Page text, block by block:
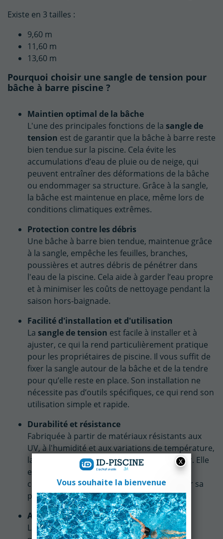
Existe en 3 tailles :
9,60 m
11,60 m
13,60 m
Pourquoi choisir une sangle de tension pour
bâche à barre piscine ?
Maintien optimal de la bâche
L'une des principales fonctions de la sangle de
tension est de garantir que la bâche à barre reste
bien tendue sur la piscine. Cela évite les
accumulations d’eau de pluie ou de neige, qui
peuvent entraîner des déformations de la bâche
ou endommager sa structure. Grâce à la sangle,
la bâche est maintenue en place, même lors de
conditions climatiques extrêmes.
Protection contre les débris
Une bâche à barre bien tendue, maintenue grâce
à la sangle, empêche les feuilles, branches,
poussières et autres débris de pénétrer dans
l'eau de la piscine. Cela aide à garder l’eau propre
et à minimiser les coûts de nettoyage pendant la
saison hors-baignade.
Facilité d'installation et d'utilisation
La sangle de tension est facile à installer et à
ajuster, ce qui la rend particulièrement pratique
pour les propriétaires de piscine. Il vous suffit de
fixer la sangle autour de la bâche et de la tendre
pour qu’elle reste en place. Son installation ne
nécessite pas d’outils spécifiques, ce qui rend son
utilisation simple et rapide.
Durabilité et résistance
Fabriquée à partir de matériaux résistants aux
UV, à l'humidité et aux variations de température,
la
sangle de tension est conçue pour durer. Elle
est spécialement conçue pour résister aux
conditions extérieures difficiles et maintenir sa
performance pendant de longues périodes.
Adaptabilité
Lasangle de tensionest disponible dans